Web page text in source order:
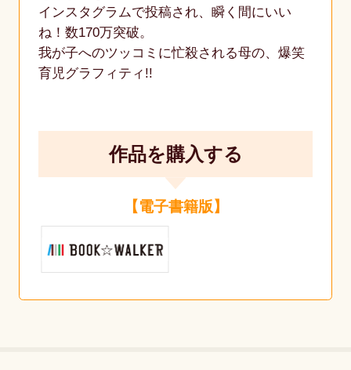
インスタグラムで投稿され、瞬く間にいい
ね！数170万突破。
我が子へのツッコミに忙殺される母の、爆笑
育児グラフィティ!!
作品を購入する
【電子書籍版】